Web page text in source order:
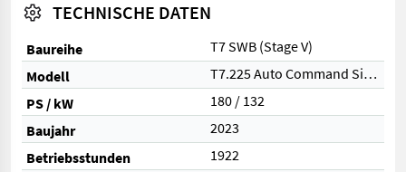
TECHNISCHE DATEN
Baureihe
T7 SWB (Stage V)
Modell
T7.225 Auto Command SideWinder II (Stage V)
PS / kW
180 / 132
Baujahr
2023
Betriebsstunden
1922